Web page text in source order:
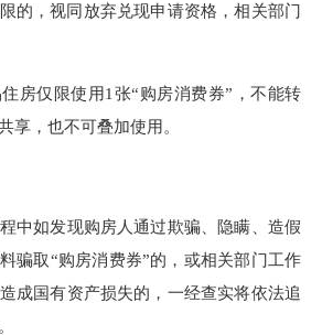
的，视同放弃兑现申请资格，相关部门
仅限使用1张“购房消费券”，不能转
享，也不可叠加使用。
如发现购房人通过欺骗、隐瞒、造假
骗取“购房消费券”的，或相关部门工作
成国有资产损失的，一经查实将依法追